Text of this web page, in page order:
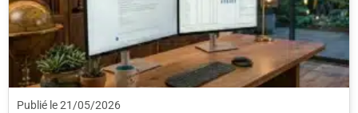
Publié le 21/05/2026